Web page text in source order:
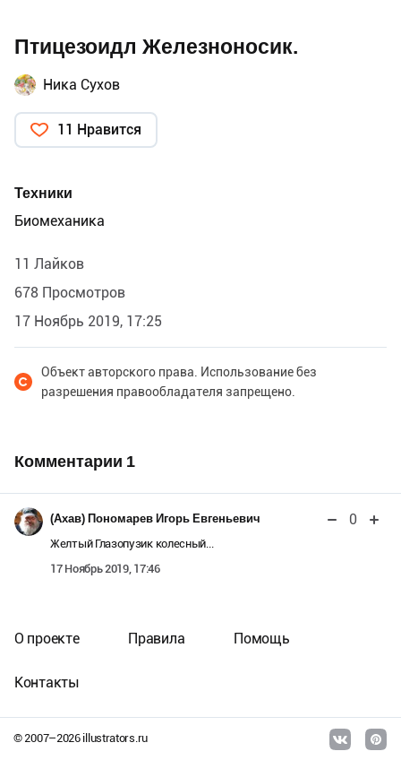
Птицезоидл Железноносик.
Ника Сухов
11 Нравится
Техники
Биомеханика
11 Лайков
678 Просмотров
17 Ноябрь 2019, 17:25
Объект авторского права. Использование без
разрешения правообладателя запрещено.
Комментарии 1
(Ахав) Пономарев Игорь Евгеньевич 0
Желтый Глазопузик колесный...
17 Ноябрь 2019, 17:46
© 2007–2026illustrators.ru
О проекте Правила Помощь
Контакты